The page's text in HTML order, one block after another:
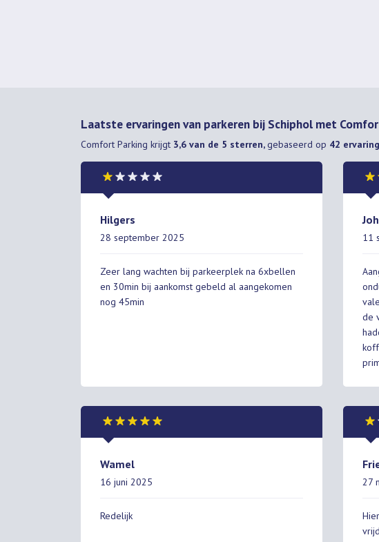
Laatste ervaringen van parkeren bij Schiphol met
Comfort Parking krijgt 3,6 van de 5 sterren,gebaseerd op 42
Hilgers
28 september 2025
Zeer lang wachten bij parkeerplek na 6xbellen
en 30min bij aankomst gebeld al aangekomen
nog 45min
11
de
Wamel
16 juni 2025
Redelijk
27